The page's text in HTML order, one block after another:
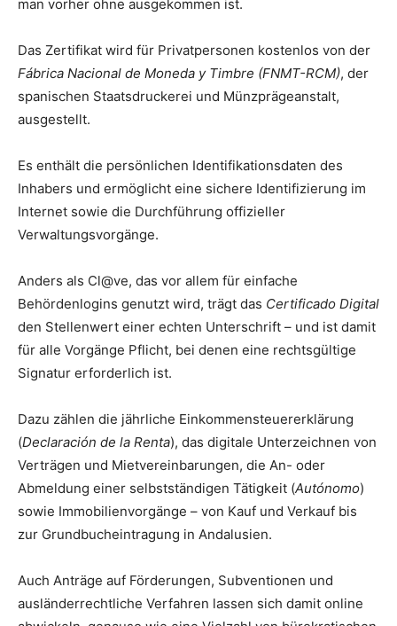
man vorher ohne ausgekommen ist.
Das Zertifikat wird für Privatpersonen kostenlos von der
Fábrica Nacional de Moneda y Timbre (FNMT-RCM), der
spanischen Staatsdruckerei und Münzprägeanstalt,
ausgestellt.
Es enthält die persönlichen Identifikationsdaten des
Inhabers und ermöglicht eine sichere Identifizierung im
Internet sowie die Durchführung offizieller
Verwaltungsvorgänge.
Anders als Cl@ve, das vor allem für einfache
Behördenlogins genutzt wird, trägt das Certificado Digital
den Stellenwert einer echten Unterschrift – und ist damit
für alle Vorgänge Pflicht, bei denen eine rechtsgültige
Signatur erforderlich ist.
Dazu zählen die jährliche Einkommensteuererklärung
(Declaración de la Renta), das digitale Unterzeichnen von
Verträgen und Mietvereinbarungen, die An- oder
Abmeldung einer selbstständigen Tätigkeit (Autónomo)
sowie Immobilienvorgänge – von Kauf und Verkauf bis
zur Grundbucheintragung in Andalusien.
Auch Anträge auf Förderungen, Subventionen und
ausländerrechtliche Verfahren lassen sich damit online